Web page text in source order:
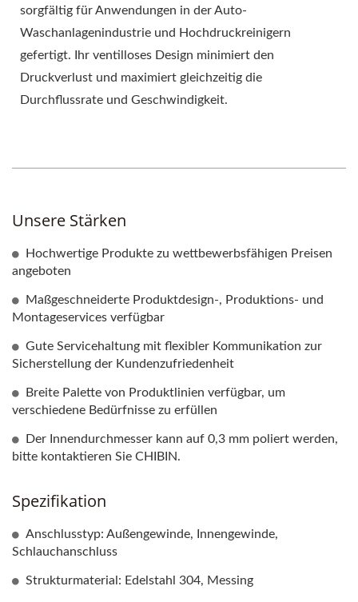
sorgfältig für Anwendungen in der Auto-
Waschanlagenindustrie und Hochdruckreinigern
gefertigt. Ihr ventilloses Design minimiert den
Druckverlust und maximiert gleichzeitig die
Durchflussrate und Geschwindigkeit.
Unsere Stärken
Hochwertige Produkte zu wettbewerbsfähigen Preisen
angeboten
Maßgeschneiderte Produktdesign-, Produktions- und
Montageservices verfügbar
Gute Servicehaltung mit flexibler Kommunikation zur
Sicherstellung der Kundenzufriedenheit
Breite Palette von Produktlinien verfügbar, um
verschiedene Bedürfnisse zu erfüllen
Der Innendurchmesser kann auf 0,3 mm poliert werden,
bitte kontaktieren Sie CHIBIN.
Spezifikation
Anschlusstyp: Außengewinde, Innengewinde,
Schlauchanschluss
Strukturmaterial: Edelstahl 304, Messing